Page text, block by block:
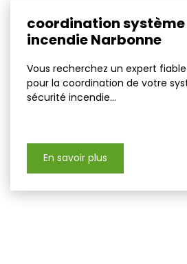
coordination
incendie Narbonne
Vous recherchez un expert
pour la coordination de votre
sécurité incendie...
En savoir plus